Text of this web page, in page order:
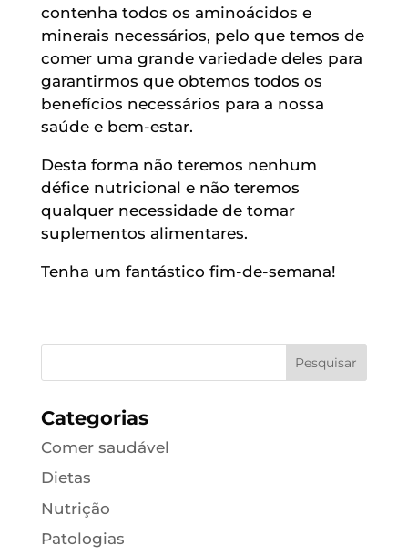
contenha todos os aminoácidos e
minerais necessários, pelo que temos de
comer uma grande variedade deles para
garantirmos que obtemos todos os
benefícios necessários para a nossa
saúde e bem-estar.
Desta forma não teremos nenhum
défice nutricional e não teremos
qualquer necessidade de tomar
suplementos alimentares.
Tenha um fantástico fim-de-semana!
Categorias
Comer saudável
Dietas
Nutrição
Patologias